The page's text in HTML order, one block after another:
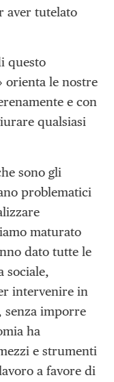
aver tutelato
questo
orienta le nostre
e con
qualsiasi
sono gli
problematici
maturato
dato tutte le
sociale,
intervenire in
senza imporre
ha
e strumenti
a favore di